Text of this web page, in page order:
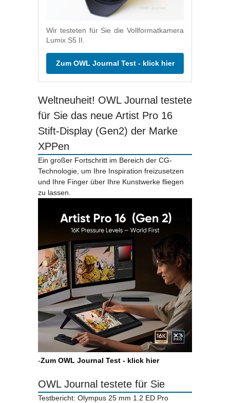
Wir testeten für Sie die Vollformatkamera
Lumix S5 II.
Zum OWL Journal Test - klick hier
Weltneuheit! OWL Journal testete
für Sie das neue Artist Pro 16
Stift-Display (Gen2) der Marke
XPPen
Ein großer Fortschritt im Bereich der CG-
Technologie, um Ihre Inspiration freizusetzen
und Ihre Finger über Ihre Kunstwerke fliegen
zu lassen.
-Zum OWL Journal Test - klick hier
OWL Journal testete für Sie
Testbericht: Olympus 25 mm 1.2 ED Pro